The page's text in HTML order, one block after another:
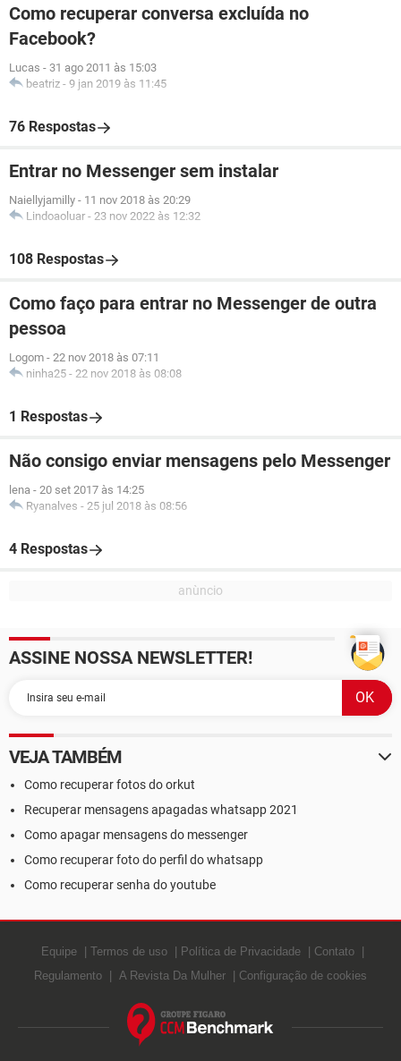
Como recuperar conversa excluída no
Facebook?
Lucas - 31 ago 2011 às 15:03
beatriz - 9 jan 2019 às 11:45
76 Respostas
Entrar no Messenger sem instalar
Naiellyjamilly - 11 nov 2018 às 20:29
Lindoaoluar - 23 nov 2022 às 12:32
108 Respostas
Como faço para entrar no Messenger de outra
pessoa
Logom - 22 nov 2018 às 07:11
ninha25 - 22 nov 2018 às 08:08
1 Respostas
Não consigo enviar mensagens pelo Messenger
lena - 20 set 2017 às 14:25
Ryanalves - 25 jul 2018 às 08:56
4 Respostas
ASSINE NOSSA NEWSLETTER!
VEJA TAMBÉM
Como recuperar fotos do orkut
Recuperar mensagens apagadas whatsapp 2021
Como apagar mensagens do messenger
Como recuperar foto do perfil do whatsapp
Como recuperar senha do youtube
Equipe Termos de uso Política de Privacidade
Contato
Regulamento
A Revista Da Mulher Configuração de cookies